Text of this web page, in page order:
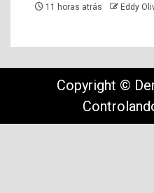
11 horas atrás Eddy
Copyright ©